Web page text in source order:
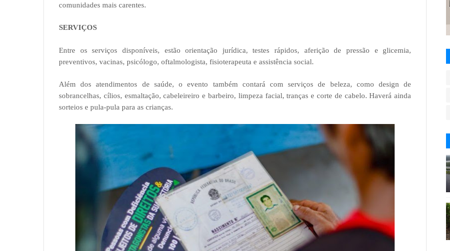
comunidades mais carentes.
SERVIÇOS
Entre os serviços disponíveis, estão orientação jurídica, testes rápidos, aferição de pressão e glicemia,
preventivos, vacinas, psicólogo, oftalmologista, fisioterapeuta e assistência social.
Além dos atendimentos de saúde, o evento também contará com serviços de beleza, como design de
sobrancelhas, cílios, esmaltação, cabeleireiro e barbeiro, limpeza facial, tranças e corte de cabelo. Haverá ainda
sorteios e pula-pula para as crianças.